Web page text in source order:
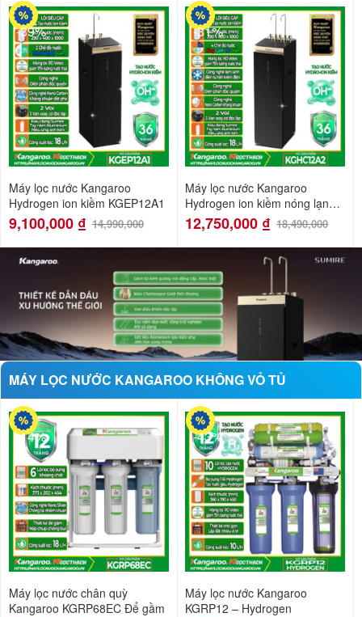
-39%
Máy lọc nước Kangaroo
Hydrogen ion kiềm KGEP12A1
9,100,000 ₫ 14,990,000
-31%
Máy lọc nước Kangaroo
Hydrogen ion kiềm nóng lạnh
KGHC12A2
12,750,000 ₫ 18,490,000
MÁY LỌC NƯỚC KANGAROO KHÔNG VỎ TỦ
-14%
Máy lọc nước chân quỳ
Kangaroo KGRP68EC Để gầm
-43%
Máy lọc nước Kangaroo
KGRP12 – Hydrogen